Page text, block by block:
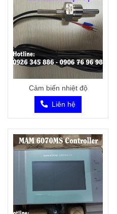
Cảm biến nhiệt độ
Liên hệ